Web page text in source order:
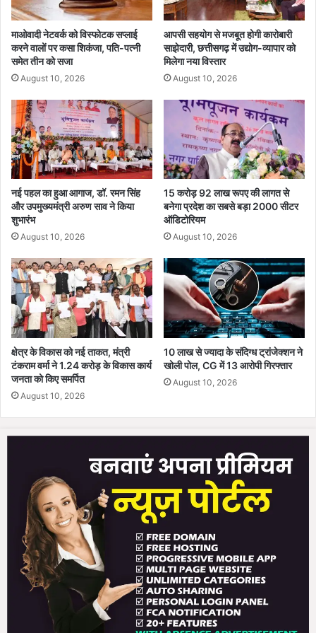
आ
व
क
5
0
ला
ख
ज्या
दा
श्र
द्धा
लु
ओं
ने
कि
ए
द
न
माओवादी नेटवर्क को विस्फोटक सप्लाई
करने वालों पर कसा शिकंजा, पति-पत्नी
समेत तीन को सजा
August 10, 2026
आपसी सहयोग से मजबूत होगी कारोबारी
साझेदारी, छत्तीसगढ़ में उद्योग-व्यापार को
मिलेगा नया विस्तार
August 10, 2026
नई पहल का हुआ आगाज, डॉ. रमन सिंह
और उपमुख्यमंत्री अरुण साव ने किया
शुभारंभ
August 10, 2026
15 करोड़ 92 लाख रूपए की लागत से
बनेगा प्रदेश का सबसे बड़ा 2000 सीटर
ऑडिटोरियम
August 10, 2026
क्षेत्र के विकास को नई ताकत, मंत्री
टंकराम वर्मा ने 1.24 करोड़ के विकास कार्य
जनता को किए समर्पित
August 10, 2026
10 लाख से ज्यादा के संदिग्ध ट्रांजेक्शन ने
खोली पोल, CG में 13 आरोपी गिरफ्तार
August 10, 2026